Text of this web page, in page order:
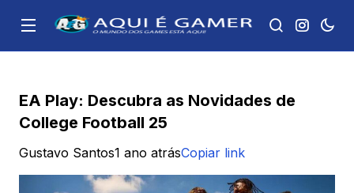
EA Play: Descubra as Novidades de
College Football 25
Gustavo Santos1 ano atrásCopiar link